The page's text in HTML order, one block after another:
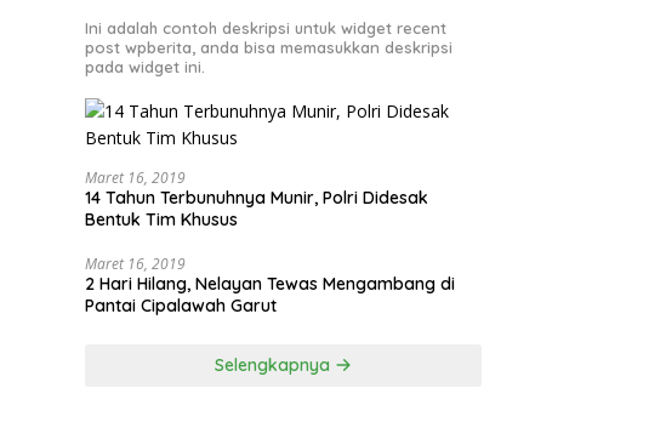
Ini adalah contoh deskripsi untuk widget recent
post wpberita, anda bisa memasukkan deskripsi
pada widget ini.
Maret 16, 2019
14 Tahun Terbunuhnya Munir, Polri Didesak
Bentuk Tim Khusus
Maret 16, 2019
2 Hari Hilang, Nelayan Tewas Mengambang di
Pantai Cipalawah Garut
Selengkapnya